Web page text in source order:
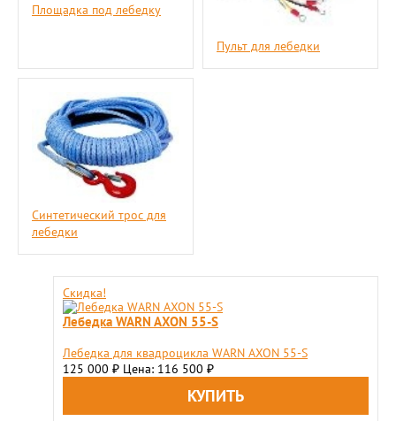
Площадка под лебедку
Пульт для лебедки
Синтетический трос для
лебедки
Скидка!
Лебедка WARN AXON 55-S
Лебедка для квадроцикла WARN AXON 55-S
125 000 ₽ Цена: 116 500 ₽